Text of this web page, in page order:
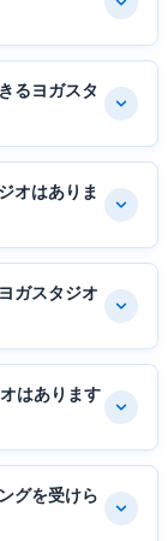
るヨガスタ
オはありま
ガスタジオ
はあります
グを受けら